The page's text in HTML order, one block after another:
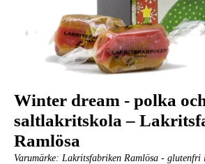
Winter dream - polka
saltlakritskola –
Ramlösa
Varumärke: Lakritsfabriken Ramlösa - glutenfri